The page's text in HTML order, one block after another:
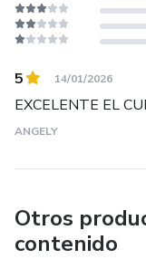
5 14/01/2026
EXCELENTE EL
ANGELY
Otros
contenido